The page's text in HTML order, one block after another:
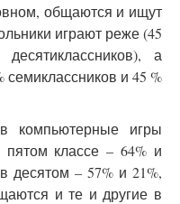
общаются и ищут
играют реже (45
а
и 45 %
компьютерные игры
классе – 64% и
десятом – 57% и 21%,
и те и другие в